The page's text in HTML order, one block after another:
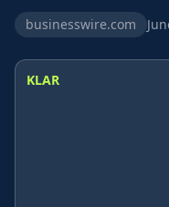
businesswire.com
KLAR